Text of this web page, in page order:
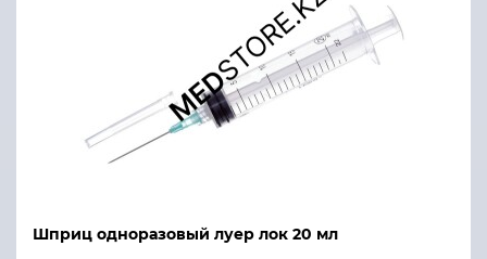
Шприц одноразовый луер лок 20 мл